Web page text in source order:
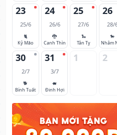
23
25/6
🐈
Kỷ Mão
24
26/6
🐉
Canh Thìn
25
27/6
🐍
Tân Tỵ
26
28/
🐎
Nhâm
30
2/7
🐕
Bính Tuất
31
3/7
🐖
Đinh Hợi
1 2